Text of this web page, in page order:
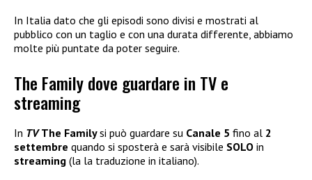
In Italia dato che gli episodi sono divisi e mostrati al
pubblico con un taglio e con una durata differente, abbiamo
molte più puntate da poter seguire.
The Family dove guardare in TV e
streaming
In TV The Familysi può guardare su Canale 5 fino al 2
settembre quando si sposterà e sarà visibile SOLO in
streaming (la la traduzione in italiano).